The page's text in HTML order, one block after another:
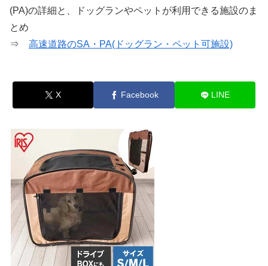
(PA)の詳細と、ドッグランやペットが利用できる施設のま
とめ
⇒ 高速道路のSA・PA(ドッグラン・ペット可施設)
X Facebook LINE